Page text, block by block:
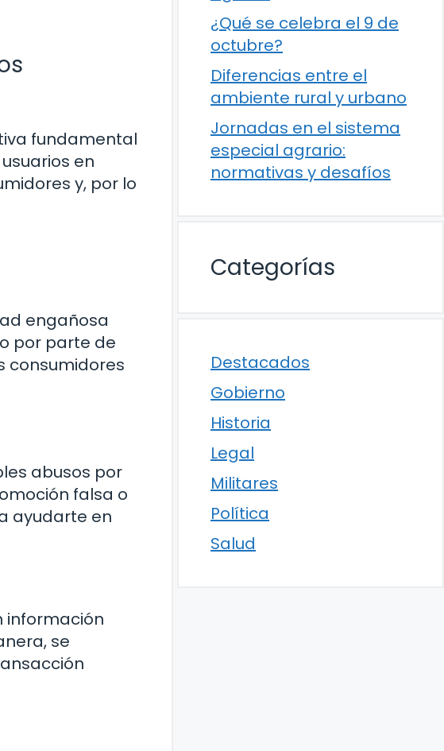
fundamental
en
y, por lo
engañosa
por parte de
consumidores
abusos por
falsa o
ayudarte en
información
se
¿Qué se celebra el 9 de
octubre?
Diferencias entre el
ambiente rural y urbano
Jornadas en el sistema
especial agrario:
normativas y desafíos
Categorías
Destacados
Gobierno
Historia
Legal
Militares
Política
Salud